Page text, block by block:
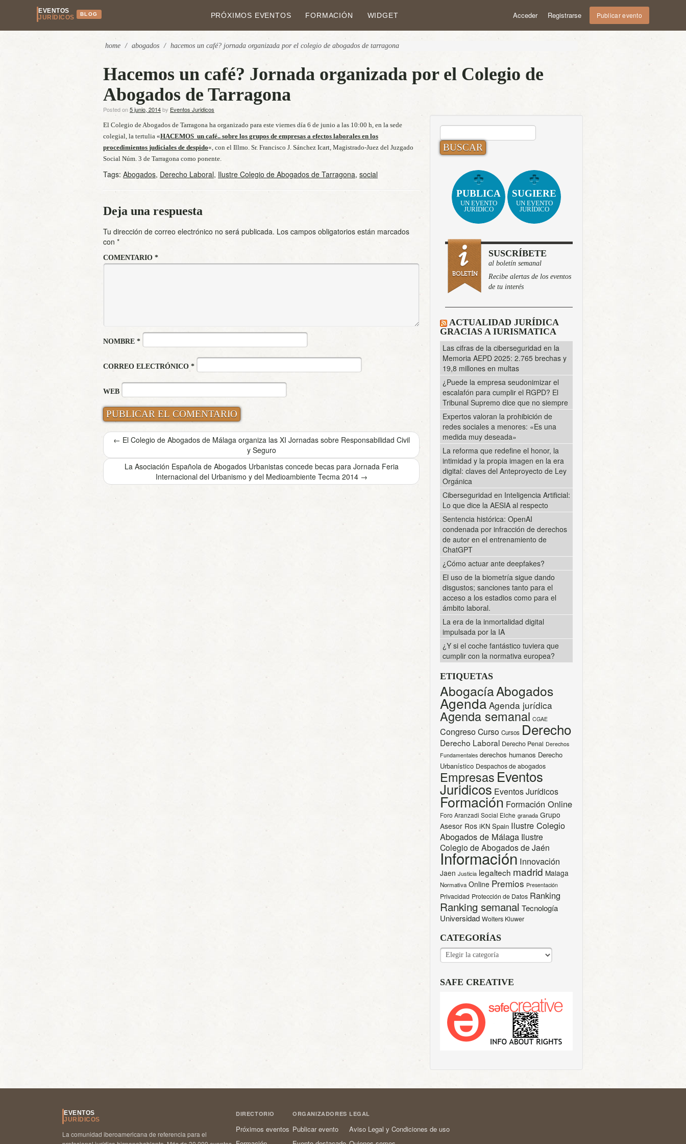
EVENTOS
JURÍDICOS
BLOG PRÓXIMOS EVENTOS FORMACIÓN WIDGET Acceder Registrarse Publicar evento
home / abogados / hacemos un café? jornada organizada por el colegio de abogados de tarragona
Hacemos un café? Jornada organizada por el Colegio de
Abogados de Tarragona
Posted on5 junio, 2014by Eventos Juridicos
El Colegio de Abogados de Tarragona ha organizado para este viernes día 6 de junio a las 10:00 h, en la sede
colegial, la tertulia «HACEMOS un café.. sobre los grupos de empresas a efectos laborales en los
procedimientos judiciales de despido«, con el Illmo. Sr. Francisco J. Sánchez Icart, Magistrado-Juez del Juzgado
Social Núm. 3 de Tarragona como ponente.
Tags: Abogados, Derecho Laboral, Ilustre Colegio de Abogados de Tarragona, social
Deja una respuesta
Tu dirección de correo electrónico no será publicada. Los campos obligatorios están marcados
con *
COMENTARIO *
NOMBRE *
CORREO ELECTRÓNICO *
WEB
← El Colegio de Abogados de Málaga organiza las XI Jornadas sobre Responsabilidad Civil
y Seguro
La Asociación Española de Abogados Urbanistas concede becas para Jornada Feria
Internacional del Urbanismo y del Medioambiente Tecma 2014 →
BUSCAR:
PUBLICA
UN EVENTO
JURÍDICO
SUGIERE
UN EVENTO
JURÍDICO
SUSCRÍBETE
al boletín semanal
Recibe alertas de los eventos
de tu interés
ACTUALIDAD JURÍDICA
GRACIAS A IURISMATICA
Las cifras de la ciberseguridad en la
Memoria AEPD 2025: 2.765 brechas y
19,8 millones en multas
¿Puede la empresa seudonimizar el
escalafón para cumplir el RGPD? El
Tribunal Supremo dice que no siempre
Expertos valoran la prohibición de
redes sociales a menores: «Es una
medida muy deseada»
La reforma que redefine el honor, la
intimidad y la propia imagen en la era
digital: claves del Anteproyecto de Ley
Orgánica
Ciberseguridad en Inteligencia Artificial:
Lo que dice la AESIA al respecto
Sentencia histórica: OpenAI
condenada por infracción de derechos
de autor en el entrenamiento de
ChatGPT
¿Cómo actuar ante deepfakes?
El uso de la biometría sigue dando
disgustos; sanciones tanto para el
acceso a los estadios como para el
ámbito laboral.
La era de la inmortalidad digital
impulsada por la IA
¿Y si el coche fantástico tuviera que
cumplir con la normativa europea?
ETIQUETAS
AbogacíaAbogados
Agenda Agenda jurídica
Agenda semanal CGAE
CongresoCurso Cursos Derecho
Derecho Laboral Derecho Penal Derechos
Fundamentales derechos humanos Derecho
Urbanístico Despachos de abogados
Empresas Eventos
Juridicos Eventos Jurídicos
Formación Formación Online
Foro Aranzadi Social Elche granada Grupo
Asesor Ros iKN Spain Ilustre Colegio
Abogados de Málaga Ilustre
Colegio de Abogados de Jaén
Información Innovación
Jaen Justicia legaltech madrid Malaga
Normativa Online Premios Presentación
Privacidad Protección de Datos Ranking
Ranking semanal Tecnología
Universidad Wolters Kluwer
CATEGORÍAS
CATEGORÍAS
SAFE CREATIVE
EVENTOS
JURÍDICOS
La comunidad iberoamericana de referencia para el
DIRECTORIO
Próximos eventos
ORGANIZADORES
Publicar evento
LEGAL
Aviso Legal y Condiciones de uso